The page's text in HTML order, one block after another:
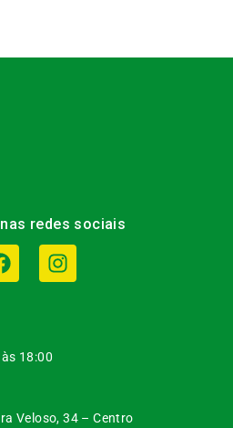
redes sociais
18:00
Veloso, 34 – Centro